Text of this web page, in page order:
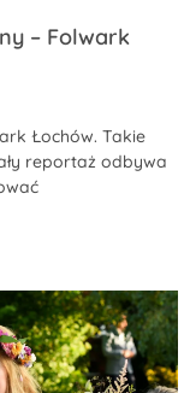
– Folwark
Łochów. Takie
reportaż odbywa